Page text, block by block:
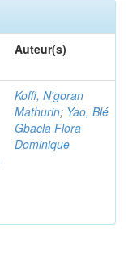
Auteur(s)
Koffi, N'goran
Mathurin; Yao, Blé
Gbacla Flora
Dominique